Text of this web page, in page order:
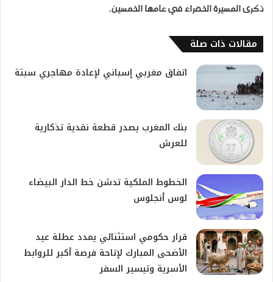
ذكرى المسيرة الخضراء في عامها الخمسين.
مقالات ذات صلة
اتفاق مغربي إسباني لإعادة مهاجري سبتة
بنك المغرب يصدر قطعة نقدية تذكارية
للعرش
الخطوط الملكية تدشن خط الدار البيضاء
لوس أنجلوس
قرار حكومي استثنائي يمدد عطلة عيد
الأضحى المبارك لإتاحة فرصة أكبر للروابط
الأسرية وتيسير السفر